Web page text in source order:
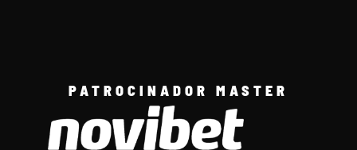
PATROCINADOR MASTER